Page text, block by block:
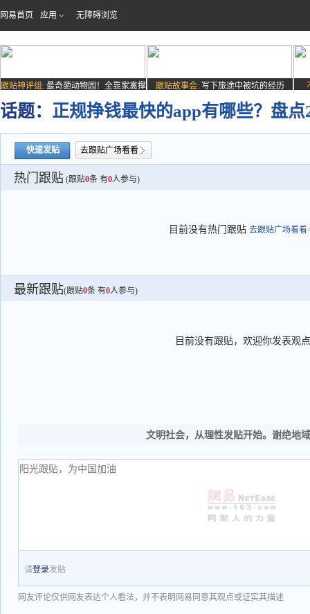
网易首页 应用 无障碍浏览
跟贴神评组: 最奇葩动物园！全靠家禽撑
场子
跟贴故事会: 写下旅途中被坑的经历
话题： 正规挣钱最快的app有哪些？盘
快速发贴 去跟贴广场看看
热门跟贴 (跟贴0条 有0人参与)
目前没有热门跟贴 去跟贴广场看看
最新跟贴(跟贴0条 有0人参与)
目前没有跟贴，欢迎你发表观点
文明社会，从理性发贴开始。谢绝地
请登录发贴
网友评论仅供网友表达个人看法，并不表明网易同意其观点或证实其描述